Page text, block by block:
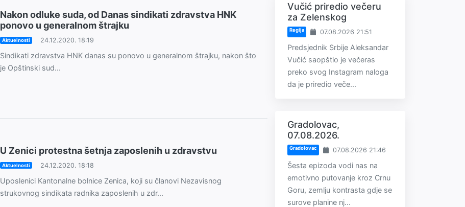
Nakon odluke suda, od Danas sindikati zdravstva HNK
ponovo u generalnom štrajku
Aktuelnosti 24.12.2020. 18:19
Sindikati zdravstva HNK danas su ponovo u generalnom štrajku, nakon što
je Opštinski sud...
U Zenici protestna šetnja zaposlenih u zdravstvu
Aktuelnosti 24.12.2020. 18:18
Uposlenici Kantonalne bolnice Zenica, koji su članovi Nezavisnog
strukovnog sindikata radnika zaposlenih u zdr...
Vučić priredio večeru
za Zelenskog
Regija 07.08.2026 21:51
Predsjednik Srbije Aleksandar
Vučić saopštio je večeras
preko svog Instagram naloga
da je priredio veče...
Gradolovac,
07.08.2026.
Gradolovac 07.08.2026 21:46
Šesta epizoda vodi nas na
emotivno putovanje kroz Crnu
Goru, zemlju kontrasta gdje se
surove planine nj...